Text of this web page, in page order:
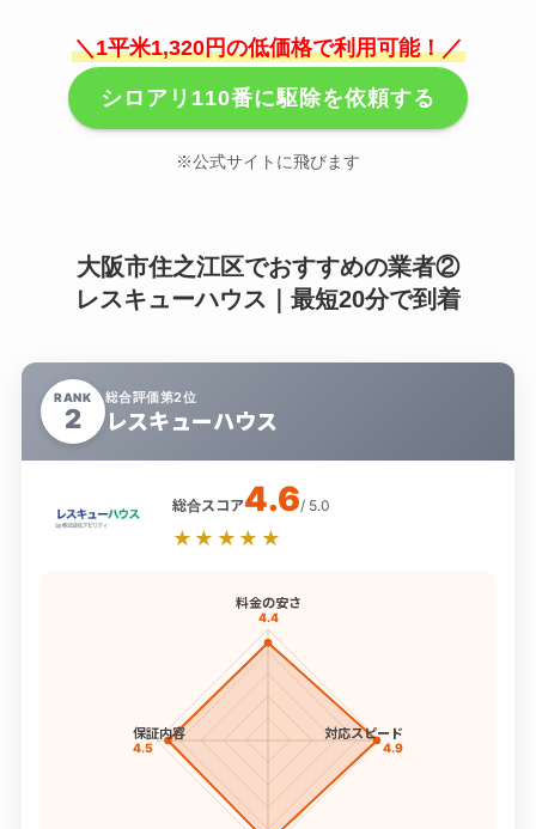
＼1平米1,320円の低価格で利用可能！／
シロアリ110番に駆除を依頼する
※公式サイトに飛びます
大阪市住之江区でおすすめの業者②
レスキューハウス｜最短20分で到着
RANK
2
総合評価第2位
レスキューハウス
総合スコア4.6/ 5.0
★★★★★
料金の安さ
4.4
対応スピード
4.9
保証内容
4.5